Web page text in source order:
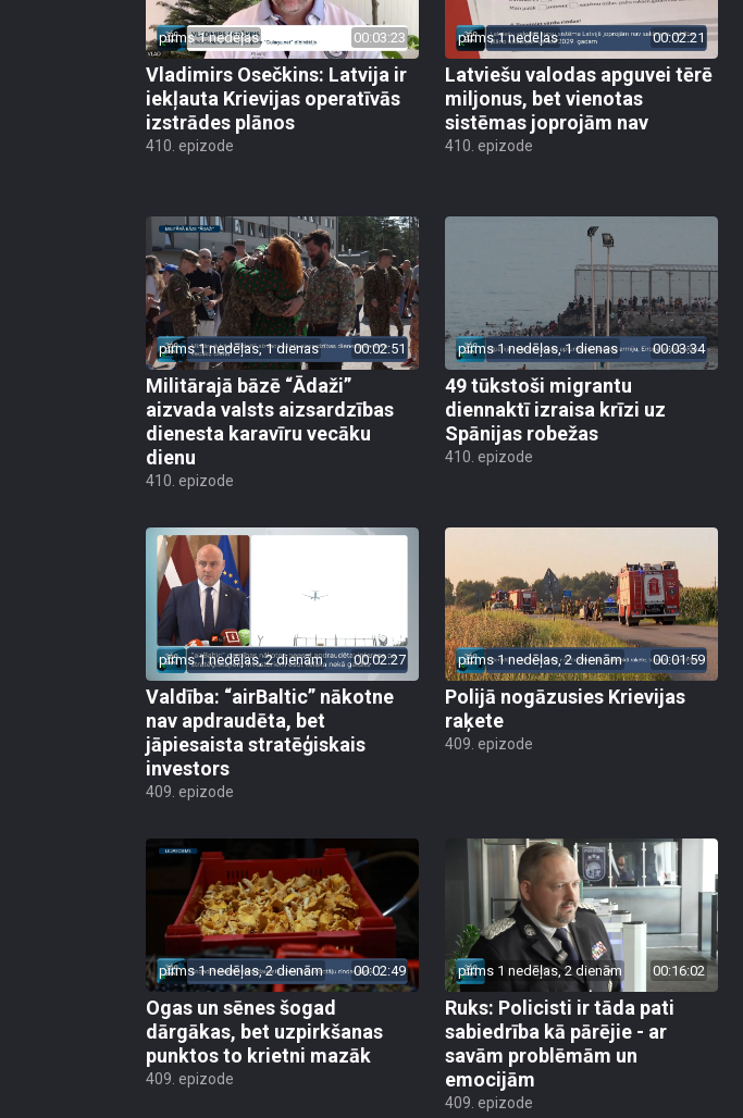
pirms 1 nedēļas 00:03:23
Vladimirs Osečkins: Latvija ir
iekļauta Krievijas operatīvās
izstrādes plānos
410. epizode
pirms 1 nedēļas 00:02:21
Latviešu valodas apguvei tērē
miljonus, bet vienotas
sistēmas joprojām nav
410. epizode
pirms 1 nedēļas, 1 dienas 00:02:51
Militārajā bāzē “Ādaži”
aizvada valsts aizsardzības
dienesta karavīru vecāku
dienu
410. epizode
pirms 1 nedēļas, 1 dienas 00:03:34
49 tūkstoši migrantu
diennaktī izraisa krīzi uz
Spānijas robežas
410. epizode
pirms 1 nedēļas, 2 dienām 00:02:27
Valdība: “airBaltic” nākotne
nav apdraudēta, bet
jāpiesaista stratēģiskais
investors
409. epizode
pirms 1 nedēļas, 2 dienām 00:01:59
Polijā nogāzusies Krievijas
raķete
409. epizode
pirms 1 nedēļas, 2 dienām 00:02:49
Ogas un sēnes šogad
dārgākas, bet uzpirkšanas
punktos to krietni mazāk
409. epizode
pirms 1 nedēļas, 2 dienām 00:16:02
Ruks: Policisti ir tāda pati
sabiedrība kā pārējie - ar
savām problēmām un
emocijām
409. epizode